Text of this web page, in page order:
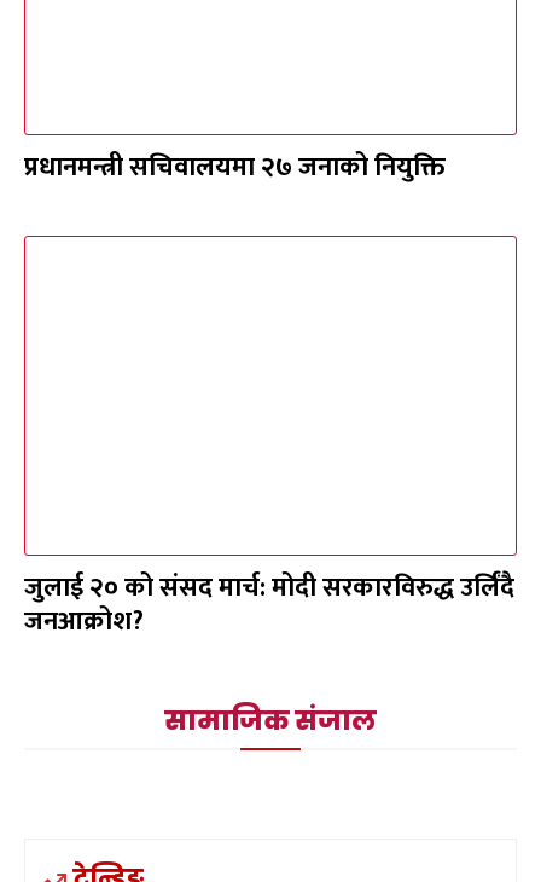
प्रधानमन्त्री सचिवालयमा २७ जनाको नियुक्ति
जुलाई २० को संसद मार्च: मोदी सरकारविरुद्ध उर्लिंदै
जनआक्रोश?
सामाजिक संजाल